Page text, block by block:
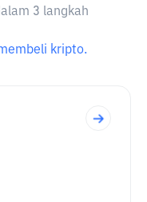
3 langkah
kripto.